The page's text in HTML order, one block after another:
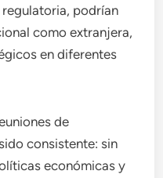
podrían
como extranjera,
en diferentes
de
consistente: sin
económicas y